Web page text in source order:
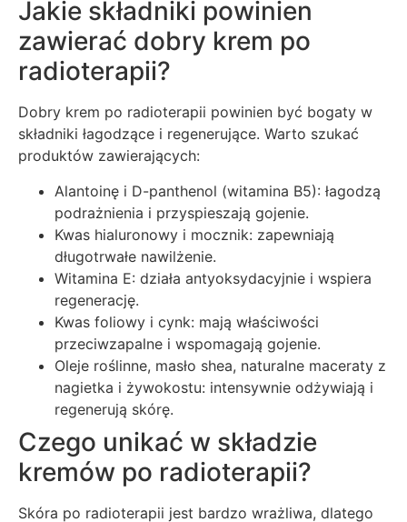
Jakie składniki powinien
zawierać dobry krem po
radioterapii?
Dobry krem po radioterapii powinien być bogaty w
składniki łagodzące i regenerujące. Warto szukać
produktów zawierających:
Alantoinę i D-panthenol (witamina B5): łagodzą
podrażnienia i przyspieszają gojenie.
Kwas hialuronowy i mocznik: zapewniają
długotrwałe nawilżenie.
Witamina E: działa antyoksydacyjnie i wspiera
regenerację.
Kwas foliowy i cynk: mają właściwości
przeciwzapalne i wspomagają gojenie.
Oleje roślinne, masło shea, naturalne maceraty z
nagietka i żywokostu: intensywnie odżywiają i
regenerują skórę.
Czego unikać w składzie
kremów po radioterapii?
Skóra po radioterapii jest bardzo wrażliwa, dlatego